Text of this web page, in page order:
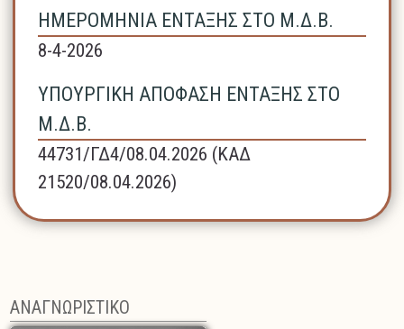
ΗΜΕΡΟΜΗΝΙΑ ΕΝΤΑΞΗΣ ΣΤΟ Μ.Δ.Β.
8-4-2026
ΥΠΟΥΡΓΙΚΗ ΑΠΟΦΑΣΗ ΕΝΤΑΞΗΣ ΣΤΟ
Μ.Δ.Β.
44731/ΓΔ4/08.04.2026 (ΚΑΔ
21520/08.04.2026)
ΑΝΑΓΝΩΡΙΣΤΙΚΟ